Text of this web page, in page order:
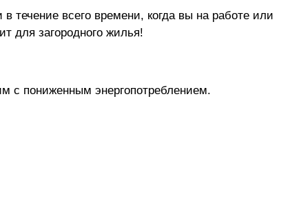
течение всего времени, когда вы на работе или
для загородного жилья!
с пониженным энергопотреблением.